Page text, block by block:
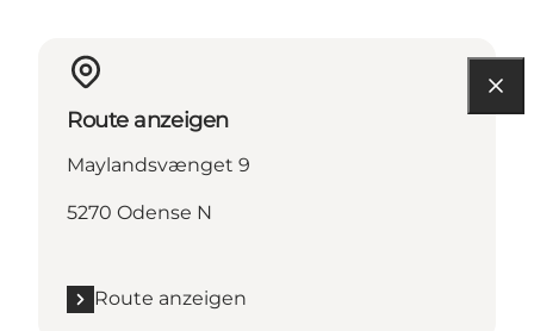
Route anzeigen
Maylandsvænget 9
5270 Odense N
Route anzeigen